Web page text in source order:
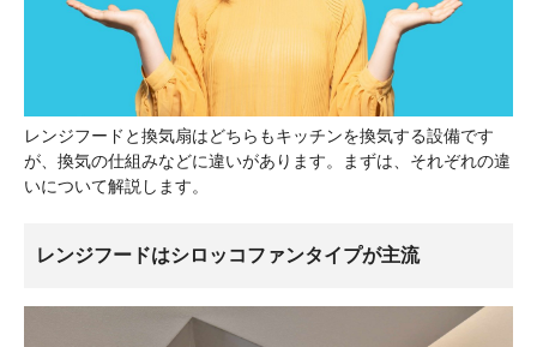
レンジフードと換気扇はどちらもキッチンを換気する設備です
が、換気の仕組みなどに違いがあります。まずは、それぞれの違
いについて解説します。
レンジフードはシロッコファンタイプが主流